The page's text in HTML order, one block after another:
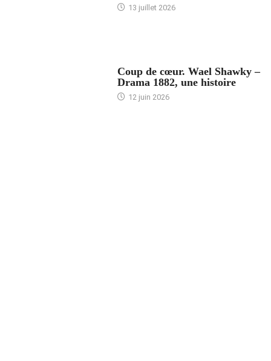
13 juillet 2026
Coup de cœur. Wael Shawky –
Drama 1882, une histoire
12 juin 2026